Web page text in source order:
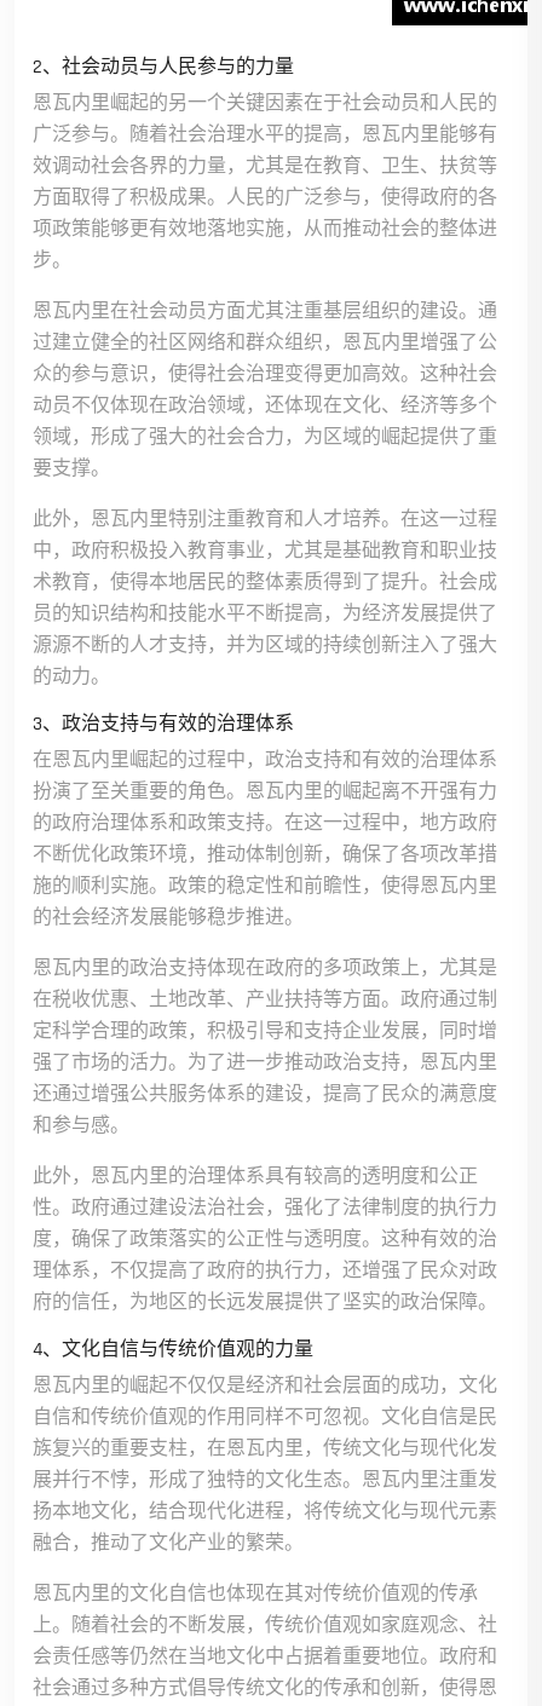
2、社会动员与人民参与的力量
恩瓦内里崛起的另一个关键因素在于社会动员和人民的
广泛参与。随着社会治理水平的提高，恩瓦内里能够有
效调动社会各界的力量，尤其是在教育、卫生、扶贫等
方面取得了积极成果。人民的广泛参与，使得政府的各
项政策能够更有效地落地实施，从而推动社会的整体进
步。
恩瓦内里在社会动员方面尤其注重基层组织的建设。通
过建立健全的社区网络和群众组织，恩瓦内里增强了公
众的参与意识，使得社会治理变得更加高效。这种社会
动员不仅体现在政治领域，还体现在文化、经济等多个
领域，形成了强大的社会合力，为区域的崛起提供了重
要支撑。
此外，恩瓦内里特别注重教育和人才培养。在这一过程
中，政府积极投入教育事业，尤其是基础教育和职业技
术教育，使得本地居民的整体素质得到了提升。社会成
员的知识结构和技能水平不断提高，为经济发展提供了
源源不断的人才支持，并为区域的持续创新注入了强大
的动力。
3、政治支持与有效的治理体系
在恩瓦内里崛起的过程中，政治支持和有效的治理体系
扮演了至关重要的角色。恩瓦内里的崛起离不开强有力
的政府治理体系和政策支持。在这一过程中，地方政府
不断优化政策环境，推动体制创新，确保了各项改革措
施的顺利实施。政策的稳定性和前瞻性，使得恩瓦内里
的社会经济发展能够稳步推进。
恩瓦内里的政治支持体现在政府的多项政策上，尤其是
在税收优惠、土地改革、产业扶持等方面。政府通过制
定科学合理的政策，积极引导和支持企业发展，同时增
强了市场的活力。为了进一步推动政治支持，恩瓦内里
还通过增强公共服务体系的建设，提高了民众的满意度
和参与感。
此外，恩瓦内里的治理体系具有较高的透明度和公正
性。政府通过建设法治社会，强化了法律制度的执行力
度，确保了政策落实的公正性与透明度。这种有效的治
理体系，不仅提高了政府的执行力，还增强了民众对政
府的信任，为地区的长远发展提供了坚实的政治保障。
4、文化自信与传统价值观的力量
恩瓦内里的崛起不仅仅是经济和社会层面的成功，文化
自信和传统价值观的作用同样不可忽视。文化自信是民
族复兴的重要支柱，在恩瓦内里，传统文化与现代化发
展并行不悖，形成了独特的文化生态。恩瓦内里注重发
扬本地文化，结合现代化进程，将传统文化与现代元素
融合，推动了文化产业的繁荣。
恩瓦内里的文化自信也体现在其对传统价值观的传承
上。随着社会的不断发展，传统价值观如家庭观念、社
会责任感等仍然在当地文化中占据着重要地位。政府和
社会通过多种方式倡导传统文化的传承和创新，使得恩